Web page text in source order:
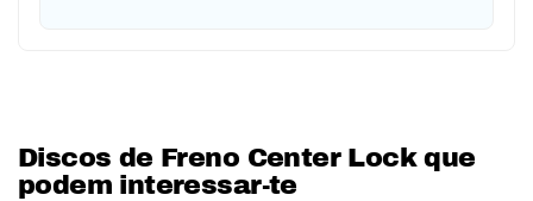
Discos de Freno Center Lock que
podem interessar-te